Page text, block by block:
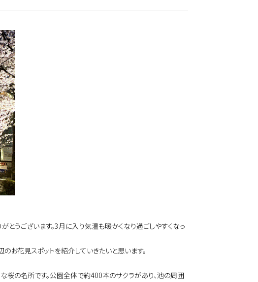
とうございます。3月に入り気温も暖かくなり過ごしやすくなっ
お花見スポットを紹介していきたいと思います。
の名所です。公園全体で約400本のサクラがあり、池の周囲